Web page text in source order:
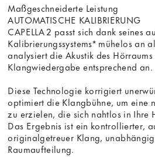
Maßgeschneiderte Leistung
AUTOMATISCHE KALIBRIERUNG
CAPELLA 2 passt sich dank seines
Kalibrierungssystems* mühelos an
analysiert die Akustik des
Klangwiedergabe entsprechend an.
Diese Technologie korrigiert
optimiert die Klangbühne, um eine
zu erzielen, die sich nahtlos in Ihre
Das Ergebnis ist ein kontrollierter,
originalgetreuer Klang,
Raumaufteilung.